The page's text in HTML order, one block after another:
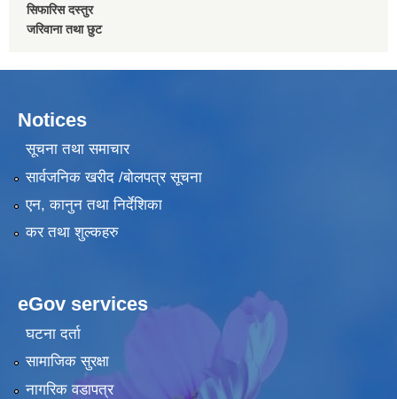
सिफारिस दस्तुर
जरिवाना तथा छुट
Notices
सूचना तथा समाचार
सार्वजनिक खरीद /बोलपत्र सूचना
एन, कानुन तथा निर्देशिका
कर तथा शुल्कहरु
eGov services
घटना दर्ता
सामाजिक सुरक्षा
नागरिक वडापत्र